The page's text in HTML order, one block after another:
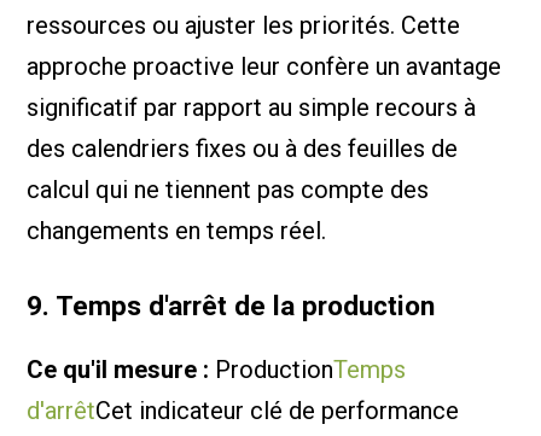
ressources ou ajuster les priorités. Cette
approche proactive leur confère un avantage
significatif par rapport au simple recours à
des calendriers fixes ou à des feuilles de
calcul qui ne tiennent pas compte des
changements en temps réel.
9. Temps d'arrêt de la production
Ce qu'il mesure : ProductionTemps
d'arrêtCet indicateur clé de performance